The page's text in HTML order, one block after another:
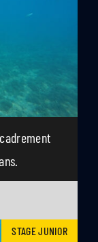
STAGE JUNIOR